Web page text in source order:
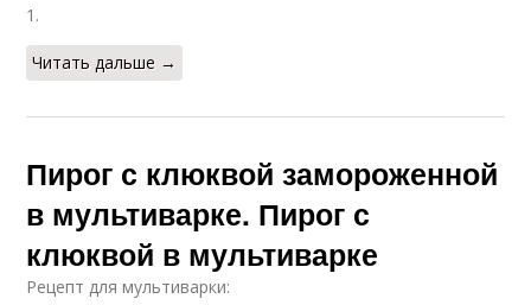
1.
Читать дальше →
Пирог с клюквой замороженной
в мультиварке. Пирог с
клюквой в мультиварке
Рецепт для мультиварки: